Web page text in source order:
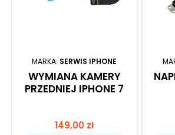
MARKA: SERWIS IPHONE
WYMIANA KAMERY
PRZEDNIEJ IPHONE 7
Cena
149,00 zł